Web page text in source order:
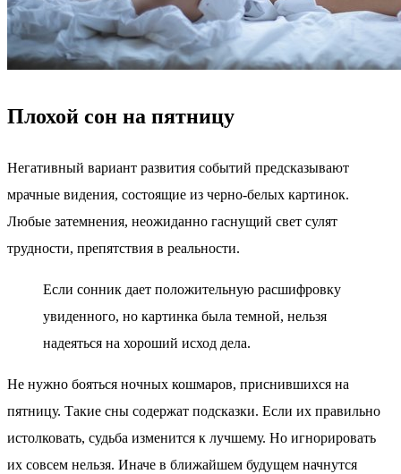
Плохой сон на пятницу
Негативный вариант развития событий предсказывают
мрачные видения, состоящие из черно-белых картинок.
Любые затемнения, неожиданно гаснущий свет сулят
трудности, препятствия в реальности.
Если сонник дает положительную расшифровку
увиденного, но картинка была темной, нельзя
надеяться на хороший исход дела.
Не нужно бояться ночных кошмаров, приснившихся на
пятницу. Такие сны содержат подсказки. Если их правильно
истолковать, судьба изменится к лучшему. Но игнорировать
их совсем нельзя. Иначе в ближайшем будущем начнутся